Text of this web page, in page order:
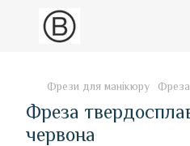
Фрези для манікюру
Фреза
червона